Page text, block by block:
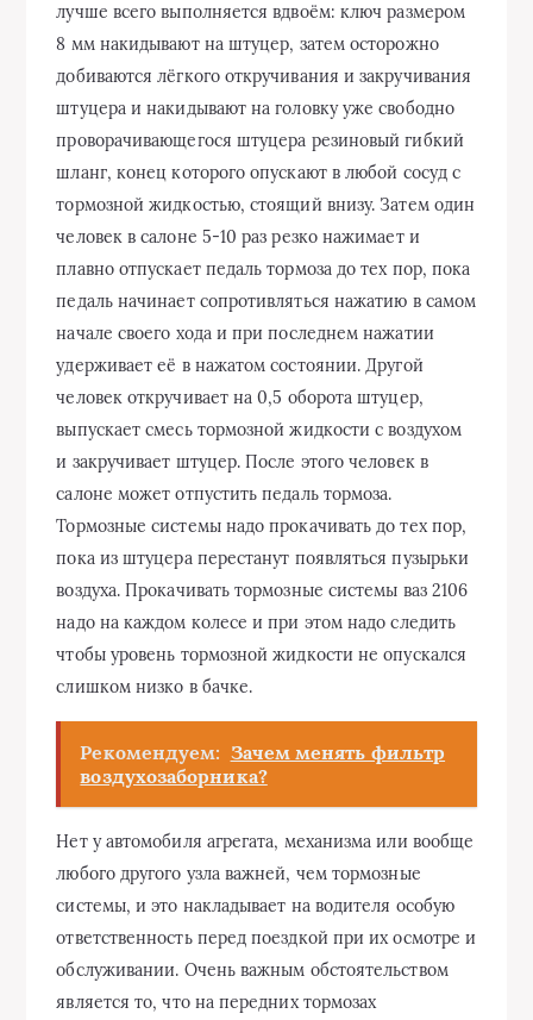
лучше всего выполняется вдвоём: ключ размером
8 мм накидывают на штуцер, затем осторожно
добиваются лёгкого откручивания и закручивания
штуцера и накидывают на головку уже свободно
проворачивающегося штуцера резиновый гибкий
шланг, конец которого опускают в любой сосуд с
тормозной жидкостью, стоящий внизу. Затем один
человек в салоне 5-10 раз резко нажимает и
плавно отпускает педаль тормоза до тех пор, пока
педаль начинает сопротивляться нажатию в самом
начале своего хода и при последнем нажатии
удерживает её в нажатом состоянии. Другой
человек откручивает на 0,5 оборота штуцер,
выпускает смесь тормозной жидкости с воздухом
и закручивает штуцер. После этого человек в
салоне может отпустить педаль тормоза.
Тормозные системы надо прокачивать до тех пор,
пока из штуцера перестанут появляться пузырьки
воздуха. Прокачивать тормозные системы ваз 2106
надо на каждом колесе и при этом надо следить
чтобы уровень тормозной жидкости не опускался
слишком низко в бачке.
Рекомендуем: Зачем менять фильтр
воздухозаборника?
Нет у автомобиля агрегата, механизма или вообще
любого другого узла важней, чем тормозные
системы, и это накладывает на водителя особую
ответственность перед поездкой при их осмотре и
обслуживании. Очень важным обстоятельством
является то, что на передних тормозах